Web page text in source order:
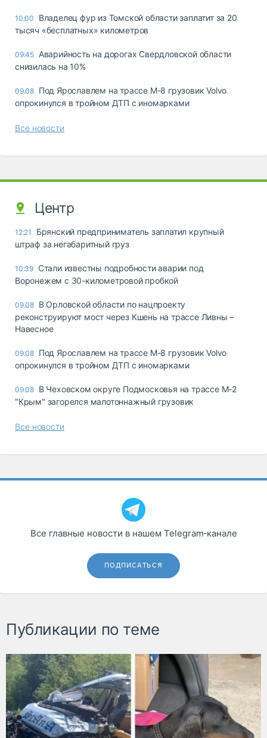
10:00
Владелец фур из Томской области заплатит за 20
тысяч «бесплатных» километров
09:45 Аварийность на дорогах Свердловской области
снизилась на 10%
09.08 Под Ярославлем на трассе М-8 грузовик Volvo
опрокинулся в тройном ДТП с иномарками
Все новости
Центр
12:21
Брянский предприниматель заплатил крупный
штраф за негабаритный груз
10:39 Стали известны подробности аварии под
Воронежем с 30-километровой пробкой
09.08 В Орловской области по нацпроекту
реконструируют мост через Кшень на трассе Ливны –
Навесное
09.08 Под Ярославлем на трассе М-8 грузовик Volvo
опрокинулся в тройном ДТП с иномарками
09.08 В Чеховском округе Подмосковья на трассе М-2
"Крым" загорелся малотоннажный грузовик
Все новости
Все главные новости в нашем Telegram‑канале
ПОДПИСАТЬСЯ
Публикации по теме